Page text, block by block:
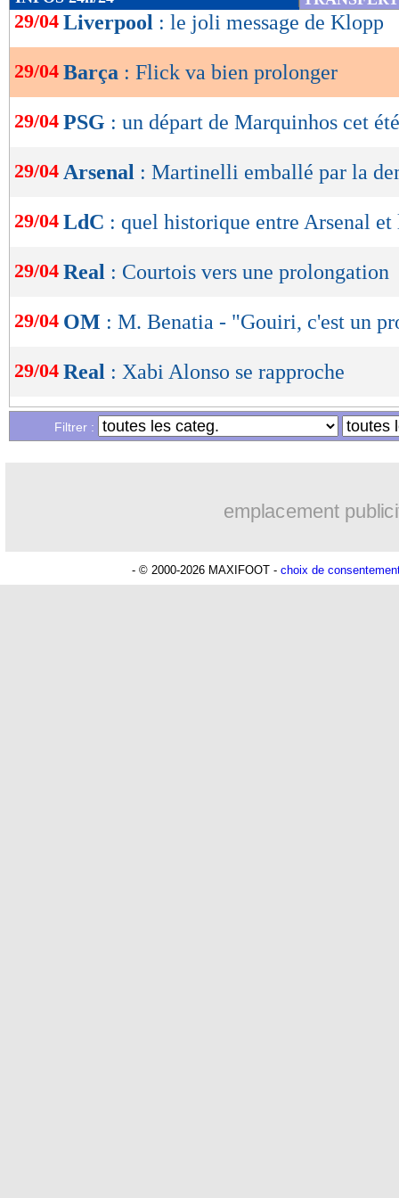
de
OK
29/04 Liverpool : le joli message de Klopp
29/04 Barça : Flick va bien prolonger
29/04 PSG : un départ de Marquinhos cet
29/04 Arsenal : Martinelli emballé par la
29/04 LdC : quel historique entre Arsenal et
29/04 Real : Courtois vers une prolongation
29/04 OM : M. Benatia - "Gouiri, c'est un
29/04 Real : Xabi Alonso se rapproche
Liste des brèves du lun. 28 avril 2025
Filtrer :
emplacement
- © 2000-2026 MAXIFOOT - choix de